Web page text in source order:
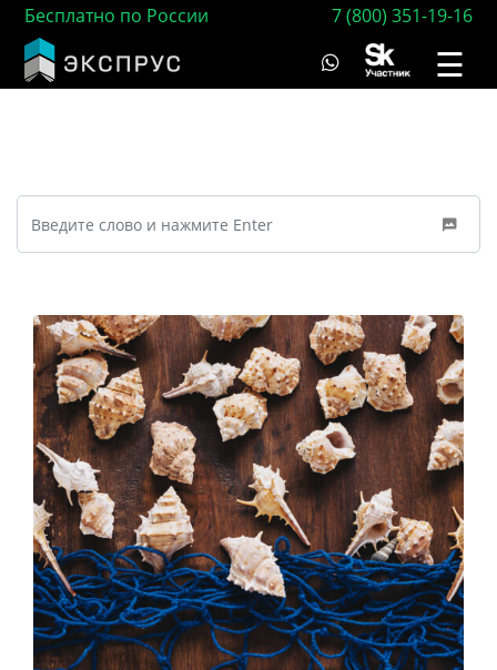
Бесплатно по России 7 (800) 351-19-16
☰